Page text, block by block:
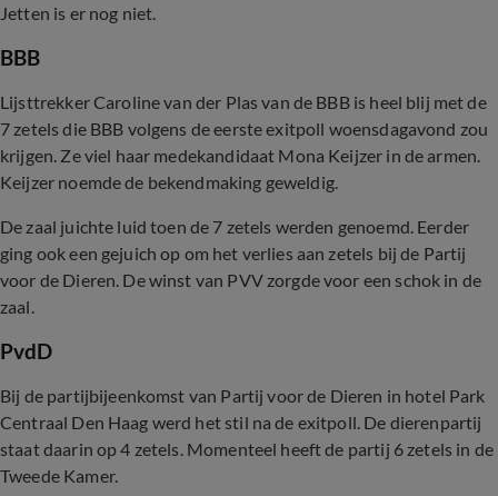
Jetten is er nog niet.
BBB
Lijsttrekker Caroline van der Plas van de BBB is heel blij met de
7 zetels die BBB volgens de eerste exitpoll woensdagavond zou
krijgen. Ze viel haar medekandidaat Mona Keijzer in de armen.
Keijzer noemde de bekendmaking geweldig.
De zaal juichte luid toen de 7 zetels werden genoemd. Eerder
ging ook een gejuich op om het verlies aan zetels bij de Partij
voor de Dieren. De winst van PVV zorgde voor een schok in de
zaal.
PvdD
Bij de partijbijeenkomst van Partij voor de Dieren in hotel Park
Centraal Den Haag werd het stil na de exitpoll. De dierenpartij
staat daarin op 4 zetels. Momenteel heeft de partij 6 zetels in de
Tweede Kamer.